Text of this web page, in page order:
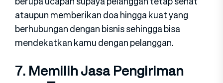
ataupun memberikan doa hingga kuat yang
berhubungan dengan bisnis sehingga bisa
mendekatkan kamu dengan pelanggan.
7. Memilih Jasa Pengiriman